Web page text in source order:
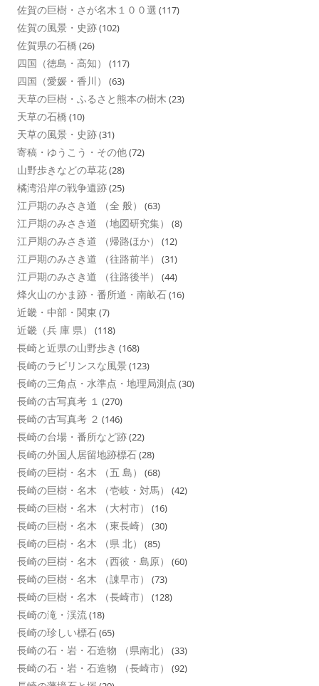
佐賀の巨樹・さが名木１００選 (117)
佐賀の風景・史跡(102)
佐賀県の石橋 (26)
四国（徳島・高知） (117)
四国（愛媛・香川） (63)
天草の巨樹・ふるさと熊本の樹木 (23)
天草の石橋 (10)
天草の風景・史跡(31)
寄稿・ゆうこう・その他(72)
山野歩きなどの草花(28)
橘湾沿岸の戦争遺跡(25)
江戸期のみさき道 （全 般） (63)
江戸期のみさき道 （地図研究集） (8)
江戸期のみさき道 （帰路ほか） (12)
江戸期のみさき道 （往路前半） (31)
江戸期のみさき道 （往路後半） (44)
烽火山のかま跡・番所道・南畝石(16)
近畿・中部・関東 (7)
近畿（兵 庫 県） (118)
長崎と近県の山野歩き (168)
長崎のラビリンスな風景 (123)
長崎の三角点・水準点・地理局測点 (30)
長崎の古写真考 １ (270)
長崎の古写真考 ２ (146)
長崎の台場・番所など跡(22)
長崎の外国人居留地跡標石(28)
長崎の巨樹・名木 （五 島） (68)
長崎の巨樹・名木 （壱岐・対馬） (42)
長崎の巨樹・名木 （大村市） (16)
長崎の巨樹・名木 （東長崎） (30)
長崎の巨樹・名木 （県 北） (85)
長崎の巨樹・名木 （西彼・島原） (60)
長崎の巨樹・名木 （諌早市） (73)
長崎の巨樹・名木 （長崎市） (128)
長崎の滝・渓流(18)
長崎の珍しい標石(65)
長崎の石・岩・石造物 （県南北） (33)
長崎の石・岩・石造物 （長崎市） (92)